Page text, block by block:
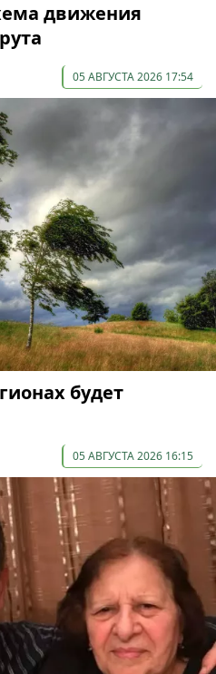
движения
05 АВГУСТА 2026 17:54
будет
05 АВГУСТА 2026 16:15